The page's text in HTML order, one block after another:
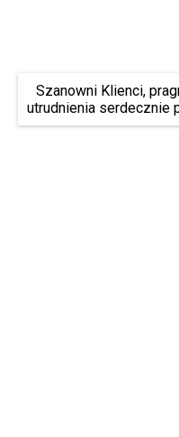
Szanowni Klienci,
utrudnienia serdecznie